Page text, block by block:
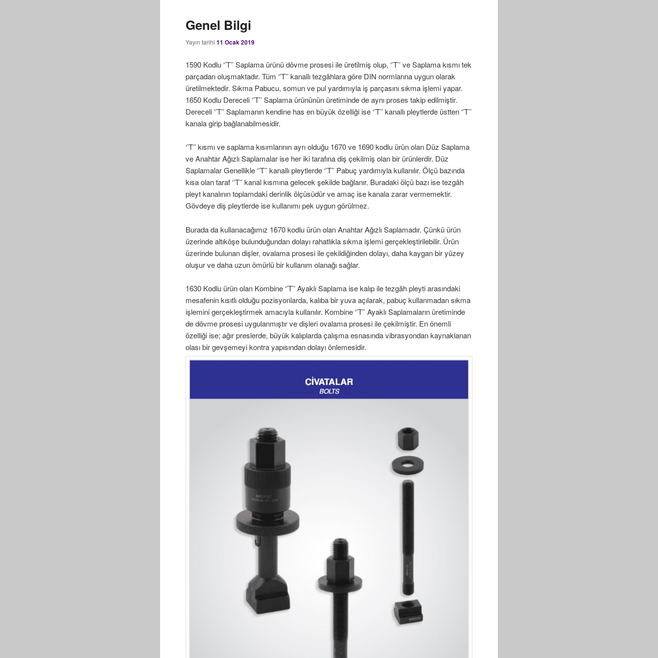
Genel Bilgi
Yayın tarihi11 Ocak 2019
1590 Kodlu ‘’T’’ Saplama ürünü dövme prosesi ile üretilmiş olup, ‘’T’’ ve Saplama kısmı tek
parçadan oluşmaktadır. Tüm ‘’T’’ kanallı tezgâhlara göre DIN normlarına uygun olarak
üretilmektedir. Sıkma Pabucu, somun ve pul yardımıyla iş parçasını sıkma işlemi yapar.
1650 Kodlu Dereceli ‘’T’’ Saplama ürününün üretiminde de aynı proses takip edilmiştir.
Dereceli ‘’T’’ Saplamanın kendine has en büyük özelliği ise ‘’T’’ kanallı pleytlerde üstten ‘’T’’
kanala girip bağlanabilmesidir.
‘’T’’ kısmı ve saplama kısımlarının ayrı olduğu 1670 ve 1690 kodlu ürün olan Düz Saplama
ve Anahtar Ağızlı Saplamalar ise her iki tarafına diş çekilmiş olan bir ürünlerdir. Düz
Saplamalar Genellikle ‘’T’’ kanallı pleytlerde ‘’T’’ Pabuç yardımıyla kullanılır. Ölçü bazında
kısa olan taraf ‘’T’’ kanal kısmına gelecek şekilde bağlanır. Buradaki ölçü bazı ise tezgâh
pleyt kanalının toplamdaki derinlik ölçüsüdür ve amaç ise kanala zarar vermemektir.
Gövdeye diş pleytlerde ise kullanımı pek uygun görülmez.
Burada da kullanacağımız 1670 kodlu ürün olan Anahtar Ağızlı Saplamadır. Çünkü ürün
üzerinde altıköşe bulunduğundan dolayı rahatlıkla sıkma işlemi gerçekleştirilebilir. Ürün
üzerinde bulunan dişler, ovalama prosesi ile çekildiğinden dolayı, daha kaygan bir yüzey
oluşur ve daha uzun ömürlü bir kullanım olanağı sağlar.
1630 Kodlu ürün olan Kombine ‘’T’’ Ayaklı Saplama ise kalıp ile tezgâh pleyti arasındaki
mesafenin kısıtlı olduğu pozisyonlarda, kalıba bir yuva açılarak, pabuç kullanmadan sıkma
işlemini gerçekleştirmek amacıyla kullanılır. Kombine ‘’T’’ Ayaklı Saplamaların üretiminde
de dövme prosesi uygulanmıştır ve dişleri ovalama prosesi ile çekilmiştir. En önemli
özelliği ise; ağır preslerde, büyük kalıplarda çalışma esnasında vibrasyondan kaynaklanan
olası bir gevşemeyi kontra yapısından dolayı önlemesidir.